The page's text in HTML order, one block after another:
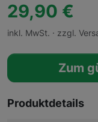
29,90 €
inkl. MwSt. · zzgl.
Zum
Produktdetails